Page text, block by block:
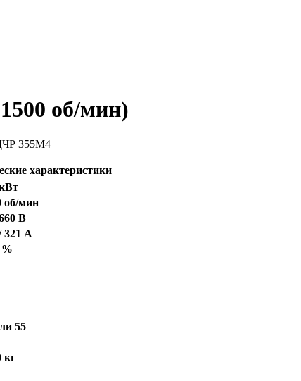
об/мин)
355M4
характеристики
об/мин
В
321 А
%
55
кг